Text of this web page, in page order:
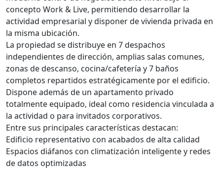
concepto Work & Live, permitiendo desarrollar la
actividad empresarial y disponer de vivienda privada en
la misma ubicación.
La propiedad se distribuye en 7 despachos
independientes de dirección, amplias salas comunes,
zonas de descanso, cocina/cafetería y 7 baños
completos repartidos estratégicamente por el edificio.
Dispone además de un apartamento privado
totalmente equipado, ideal como residencia vinculada a
la actividad o para invitados corporativos.
Entre sus principales características destacan:
Edificio representativo con acabados de alta calidad
Espacios diáfanos con climatización inteligente y redes
de datos optimizadas